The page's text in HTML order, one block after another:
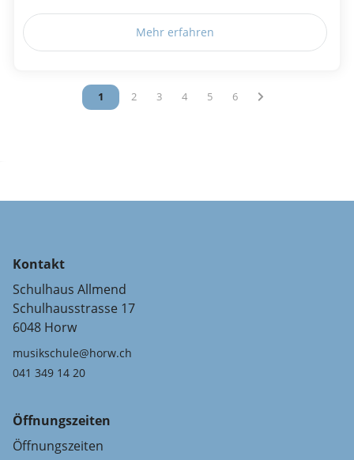
Mehr erfahren
Vous êtes sur la page
1 Vous êtes sur la page
2 Vous êtes sur la page
3 Vous êtes sur la page
4 Vous êtes sur la page
5 Vous êtes sur la page
6
Kontakt
Schulhaus Allmend
Schulhausstrasse 17
6048 Horw
musikschule@horw.ch
041 349 14 20
Öffnungszeiten
Öffnungszeiten